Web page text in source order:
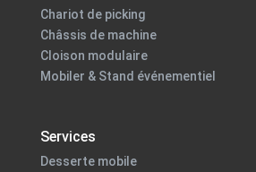
Chariot de picking
Châssis de machine
Cloison modulaire
Mobiler & Stand événementiel
Services
Desserte mobile